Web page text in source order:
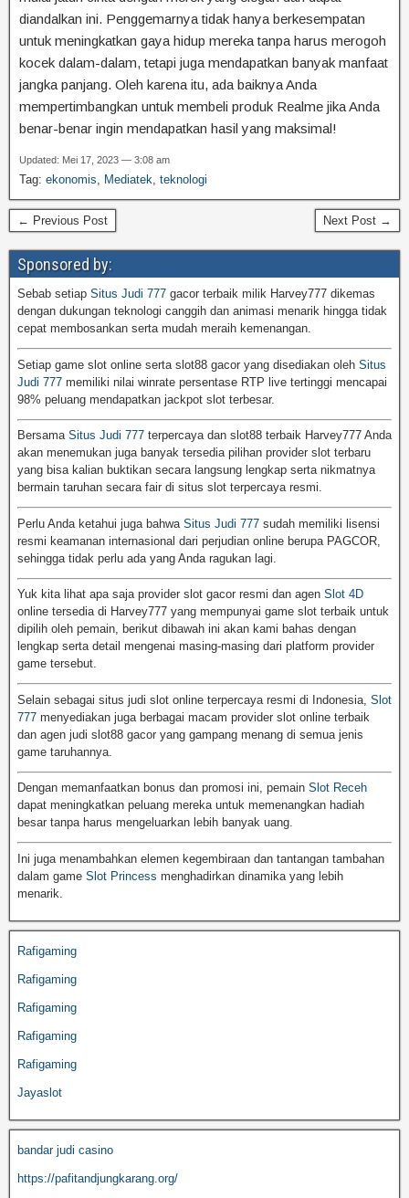
diandalkan ini. Penggemarnya tidak hanya berkesempatan
untuk meningkatkan gaya hidup mereka tanpa harus merogoh
kocek dalam-dalam, tetapi juga mendapatkan banyak manfaat
jangka panjang. Oleh karena itu, ada baiknya Anda
mempertimbangkan untuk membeli produk Realme jika Anda
benar-benar ingin mendapatkan hasil yang maksimal!
Updated: Mei 17, 2023 — 3:08 am
Tag: ekonomis, Mediatek, teknologi
← Previous Post Next Post →
Sponsored by:
Sebab setiap Situs Judi 777 gacor terbaik milik Harvey777 dikemas
dengan dukungan teknologi canggih dan animasi menarik hingga tidak
cepat membosankan serta mudah meraih kemenangan.
Setiap game slot online serta slot88 gacor yang disediakan oleh Situs
Judi 777 memiliki nilai winrate persentase RTP live tertinggi mencapai
98% peluang mendapatkan jackpot slot terbesar.
Bersama Situs Judi 777 terpercaya dan slot88 terbaik Harvey777 Anda
akan menemukan juga banyak tersedia pilihan provider slot terbaru
yang bisa kalian buktikan secara langsung lengkap serta nikmatnya
bermain taruhan secara fair di situs slot terpercaya resmi.
Perlu Anda ketahui juga bahwa Situs Judi 777 sudah memiliki lisensi
resmi keamanan internasional dari perjudian online berupa PAGCOR,
sehingga tidak perlu ada yang Anda ragukan lagi.
Yuk kita lihat apa saja provider slot gacor resmi dan agen Slot 4D
online tersedia di Harvey777 yang mempunyai game slot terbaik untuk
dipilih oleh pemain, berikut dibawah ini akan kami bahas dengan
lengkap serta detail mengenai masing-masing dari platform provider
game tersebut.
Selain sebagai situs judi slot online terpercaya resmi di Indonesia, Slot
777 menyediakan juga berbagai macam provider slot online terbaik
dan agen judi slot88 gacor yang gampang menang di semua jenis
game taruhannya.
Dengan memanfaatkan bonus dan promosi ini, pemain Slot Receh
dapat meningkatkan peluang mereka untuk memenangkan hadiah
besar tanpa harus mengeluarkan lebih banyak uang.
Ini juga menambahkan elemen kegembiraan dan tantangan tambahan
dalam game Slot Princess menghadirkan dinamika yang lebih
menarik.
Rafigaming
Rafigaming
Rafigaming
Rafigaming
Rafigaming
Jayaslot
bandar judi casino
https://pafitandjungkarang.org/